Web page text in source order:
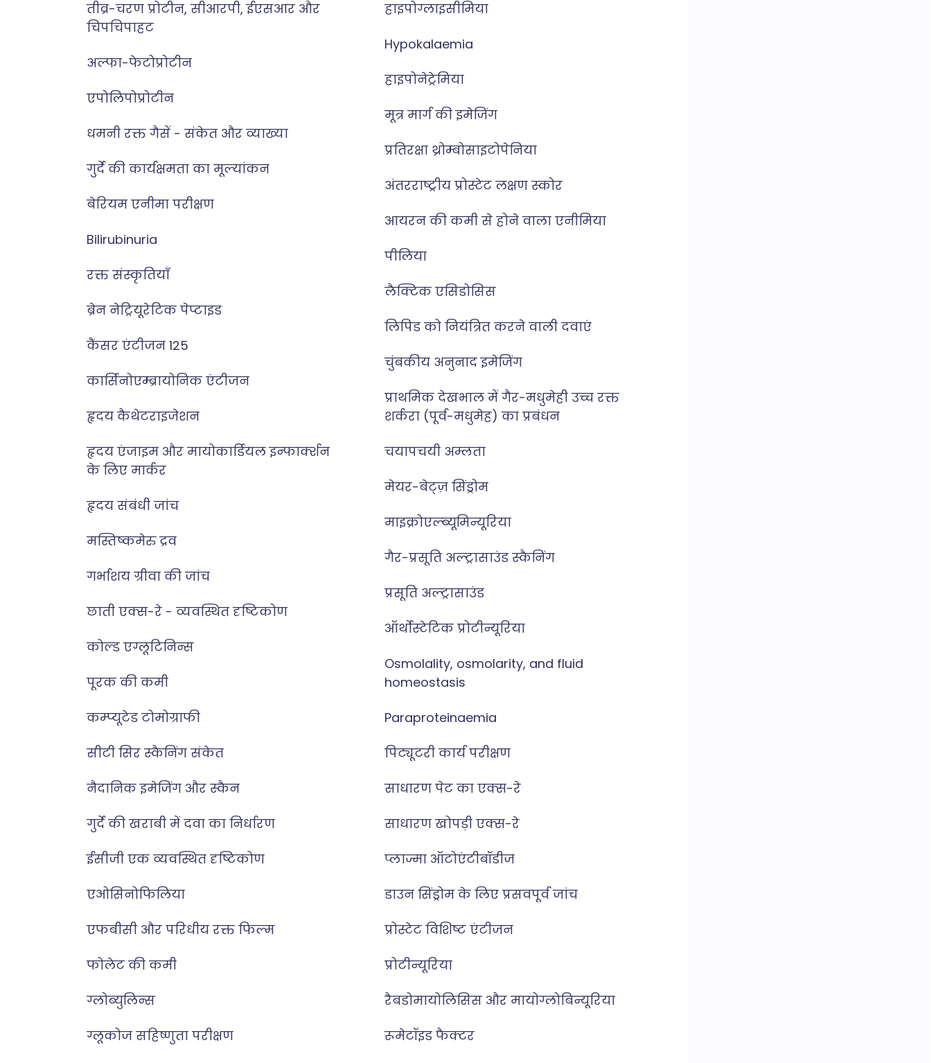
तीव्र-चरण प्रोटीन, सीआरपी, ईएसआर और
चिपचिपाहट
अल्फा-फेटोप्रोटीन
एपोलिपोप्रोटीन
धमनी रक्त गैसें - संकेत और व्याख्या
गुर्दे की कार्यक्षमता का मूल्यांकन
बेरियम एनीमा परीक्षण
Bilirubinuria
रक्त संस्कृतियाँ
ब्रेन नेट्रियूरेटिक पेप्टाइड
कैंसर एंटीजन 125
कार्सिनोएम्ब्रायोनिक एंटीजन
हृदय कैथेटराइजेशन
हृदय एंजाइम और मायोकार्डियल इन्फार्क्शन
के लिए मार्कर
हृदय संबंधी जांच
मस्तिष्कमेरु द्रव
गर्भाशय ग्रीवा की जांच
छाती एक्स-रे - व्यवस्थित दृष्टिकोण
कोल्ड एग्लूटिनिन्स
पूरक की कमी
कम्प्यूटेड टोमोग्राफी
सीटी सिर स्कैनिंग संकेत
नैदानिक इमेजिंग और स्कैन
गुर्दे की खराबी में दवा का निर्धारण
ईसीजी एक व्यवस्थित दृष्टिकोण
एओसिनोफिलिया
एफबीसी और परिधीय रक्त फिल्म
फोलेट की कमी
ग्लोब्युलिन्स
ग्लूकोज सहिष्णुता परीक्षण
हाइपोग्लाइसीमिया
Hypokalaemia
हाइपोनेट्रेमिया
मूत्र मार्ग की इमेजिंग
प्रतिरक्षा थ्रोम्बोसाइटोपेनिया
अंतरराष्ट्रीय प्रोस्टेट लक्षण स्कोर
आयरन की कमी से होने वाला एनीमिया
पीलिया
लैक्टिक एसिडोसिस
लिपिड को नियंत्रित करने वाली दवाएं
चुंबकीय अनुनाद इमेजिंग
प्राथमिक देखभाल में गैर-मधुमेही उच्च रक्त
शर्करा (पूर्व-मधुमेह) का प्रबंधन
चयापचयी अम्लता
मेयर-बेट्ज़ सिंड्रोम
माइक्रोएल्ब्यूमिन्यूरिया
गैर-प्रसूति अल्ट्रासाउंड स्कैनिंग
प्रसूति अल्ट्रासाउंड
ऑर्थोस्टेटिक प्रोटीन्यूरिया
Osmolality, osmolarity, and fluid
homeostasis
Paraproteinaemia
पिट्यूटरी कार्य परीक्षण
साधारण पेट का एक्स-रे
साधारण खोपड़ी एक्स-रे
प्लाज्मा ऑटोएंटीबॉडीज
डाउन सिंड्रोम के लिए प्रसवपूर्व जांच
प्रोस्टेट विशिष्ट एंटीजन
प्रोटीन्यूरिया
रैबडोमायोलिसिस और मायोग्लोबिन्यूरिया
रूमेटॉइड फैक्टर